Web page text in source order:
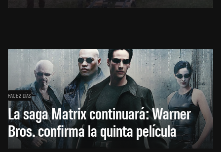
HACE 2 DÍAS
La saga Matrix continuará: Warner
Bros. confirma la quinta película